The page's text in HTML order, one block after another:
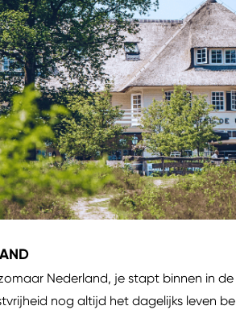
Nederland, je stapt binnen in
nog altijd het dagelijks leven